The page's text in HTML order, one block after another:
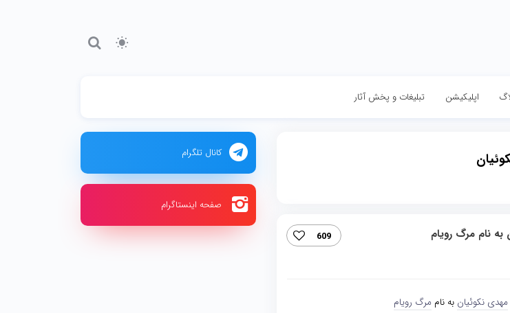
اپلیکیشن تبلیغات و پخش آثار
به نام مرگ رویام 609
مهدی نکوئیان به نام مرگ رویام
کانال تلگرام
صفحه اینستاگرام